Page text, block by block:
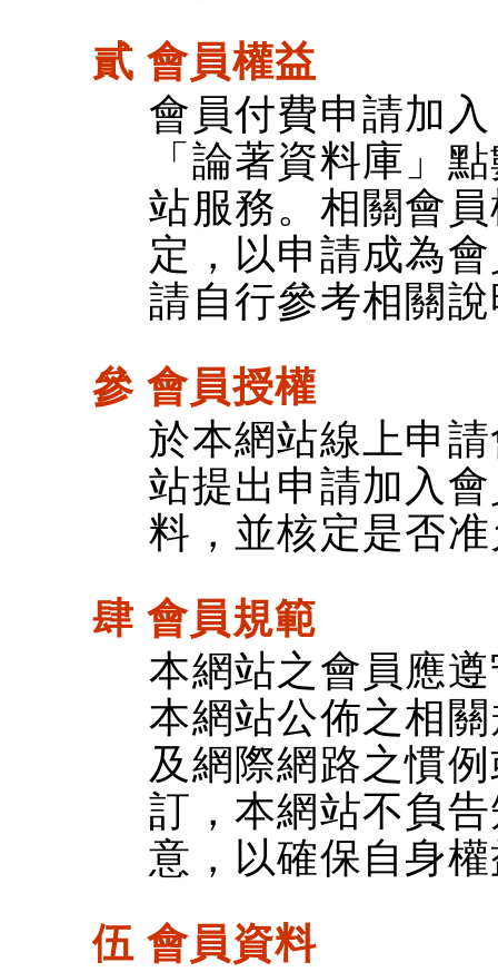
貳 會員權益
會員付費申請加
「論著資料庫」
站服務。相關會
定，以申請成為
請自行參考相關
參 會員授權
於本網站線上申
站提出申請加入
料，並核定是否
肆 會員規範
本網站之會員應
本網站公佈之相
及網際網路之慣
訂，本網站不負
意，以確保自身
伍 會員資料